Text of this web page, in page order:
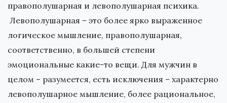
правополушарная и левополушарная психика.
Левополушарная – это более ярко выраженное
логическое мышление, правополушарная,
соответственно, в большей степени
эмоциональные какие-то вещи. Для мужчин в
целом – разумеется, есть исключения – характерно
левополушарное мышление, более рациональное,